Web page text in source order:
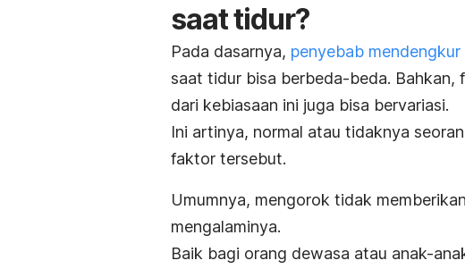
saat tidur?
Pada dasarnya, penyebab mendengkur
saat tidur bisa berbeda-beda. Bahkan,
dari kebiasaan ini juga bisa bervariasi.
Ini artinya, normal atau tidaknya
faktor tersebut.
Umumnya, mengorok tidak
mengalaminya.
Baik bagi orang dewasa atau anak-